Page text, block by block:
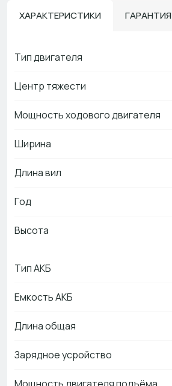
ХАРАКТЕРИСТИКИ ГАРАНТИЯ
Тип двигателя
Центр тяжести
Мощность ходового двигателя
Ширина
Длина вил
Год
Высота
Тип АКБ
Емкость АКБ
Длина общая
Зарядное усройство